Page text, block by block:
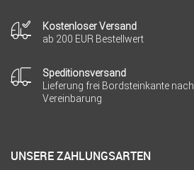
Kostenloser Versand
ab 200 EUR Bestellwert
Speditionsversand
Lieferung frei Bordsteinkante
Vereinbarung
UNSERE ZAHLUNGSARTEN